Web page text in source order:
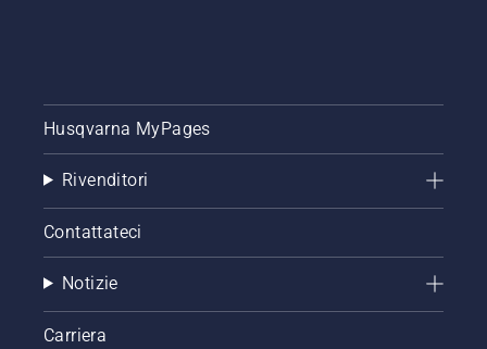
Husqvarna MyPages
Rivenditori
Contattateci
Notizie
Carriera